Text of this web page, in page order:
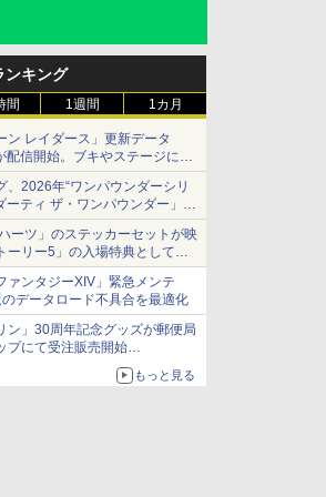
ンキング
間 1週間 1カ月
ン レイダース」更新データ
配信開始。ブキやステージに関
正
、2026年“ワンパウンダーシリ
ーティ ザ・ワンパウンダー」を
クマヨソース」を使用した超大
ーツ」のステッカーセットが映
ーリー5」の入場特典として配
先着・数量限定で配布
ァンタジーXIV」緊急メンテ
データロード不具合を最適化
ン」30周年記念グッズが郵便局
プにて受注販売開始
ちクッション」など今年だけの
もっと見る